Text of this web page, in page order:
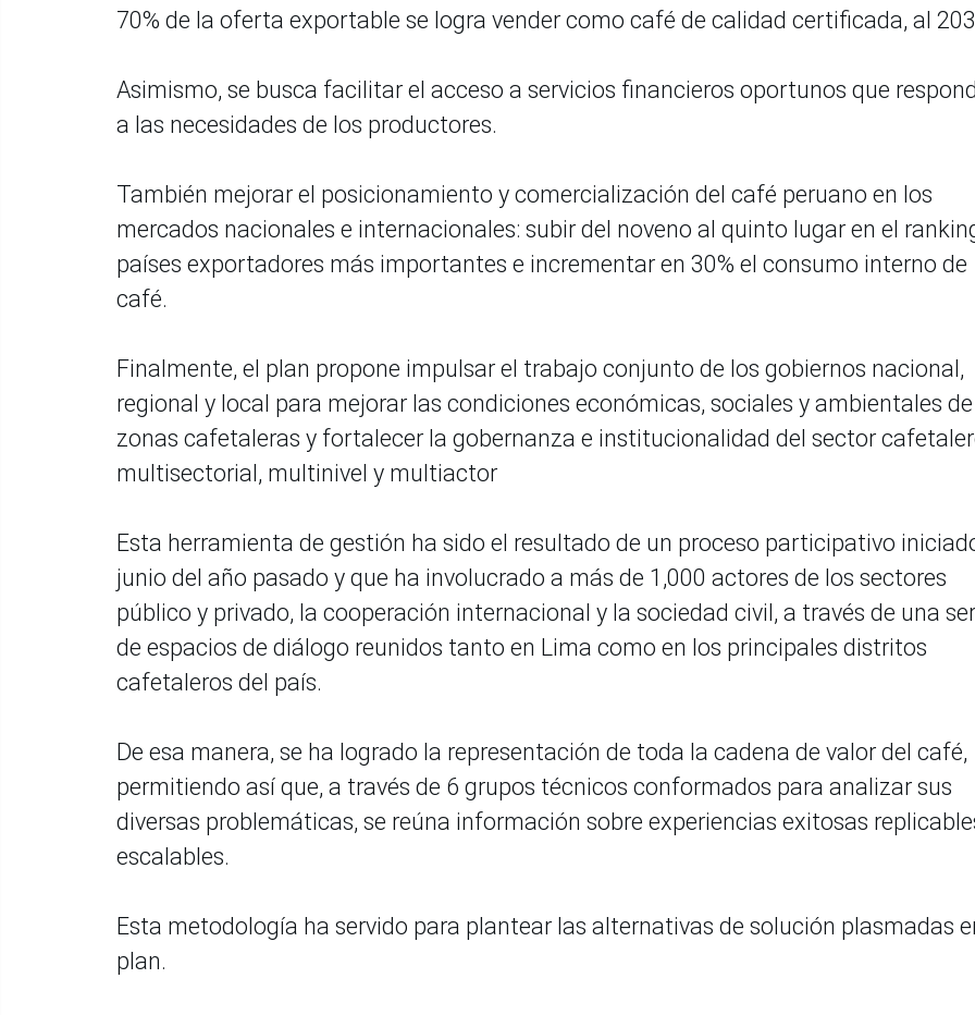
70% de la oferta exportable se logra vender como café de calidad certificada, al
Asimismo, se busca facilitar el acceso a servicios financieros oportunos que
a las necesidades de los productores.
También mejorar el posicionamiento y comercialización del café peruano en los
mercados nacionales e internacionales: subir del noveno al quinto lugar en el
países exportadores más importantes e incrementar en 30% el consumo interno de
café.
Finalmente, el plan propone impulsar el trabajo conjunto de los gobiernos nacional,
regional y local para mejorar las condiciones económicas, sociales y ambientales
zonas cafetaleras y fortalecer la gobernanza e institucionalidad del sector
multisectorial, multinivel y multiactor
Esta herramienta de gestión ha sido el resultado de un proceso participativo
junio del año pasado y que ha involucrado a más de 1,000 actores de los sectores
público y privado, la cooperación internacional y la sociedad civil, a través de una
de espacios de diálogo reunidos tanto en Lima como en los principales distritos
cafetaleros del país.
De esa manera, se ha logrado la representación de toda la cadena de valor del café,
permitiendo así que, a través de 6 grupos técnicos conformados para analizar sus
diversas problemáticas, se reúna información sobre experiencias exitosas
escalables.
Esta metodología ha servido para plantear las alternativas de solución plasmadas
plan.